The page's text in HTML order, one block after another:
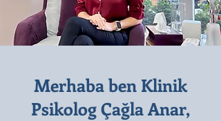
Merhaba ben Klinik
Psikolog Çağla Anar,